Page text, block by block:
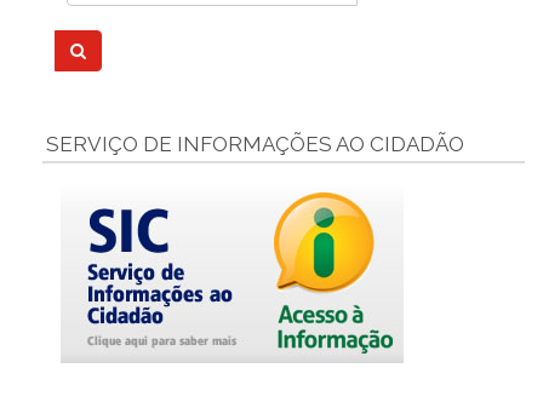
SERVIÇO DE INFORMAÇÕES AO CIDADÃO